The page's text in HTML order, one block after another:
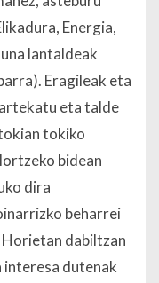
Energia,
lantaldeak
Eragileak eta
eta talde
tokiko
bidean
dira
beharrei
dabiltzan
interesa dutenak